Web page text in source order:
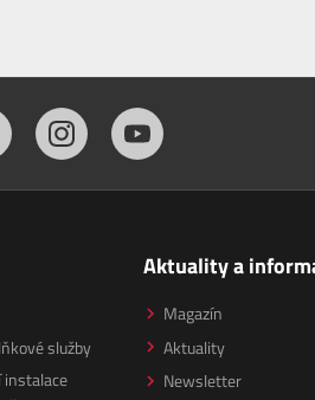
služby
instalace
Aktuality a
Magazín
Aktuality
Newsletter